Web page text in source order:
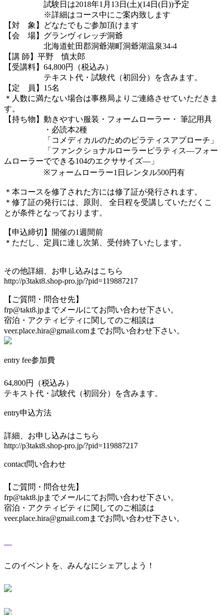
試験日は2018年1月13日(土)(14日(日))予定
※詳細はコース中にご案内致します
【対 象】どなたでもご参加頂けます
【会 場】グランヴィレッヂ洞爺
北海道虻田郡洞爺湖町洞爺湖温泉34-4
【講 師】平野 慎太郎
【受講料】64,800円（税込み）
テキスト代・試験代（初回分）を含みます。
【定 員】15名
＊人数に満たない場合は事務局よりご連絡させていただきま
す。
【持ち物】動きやすい服装・フォームローラー・ 筆記用具
・必読本2種
「コメディカルのためのピラティスアプローチ」
「ファンクショナルローラーピラティス—フォー
ムローラーでできる104のエクササイズ—」
※フォームローラー1日レンタル500円有
＊本コースを修了された方には修了証が発行されます。
＊修了証の発行には、原則、 全日程を受講していただくこ
とが条件となっております。
【申込締切】開催の1週間前
＊ただし、定員に達し次第、受付終了いたします。
その他詳細、お申し込みはこちら
http://p3takt8.shop-pro.jp/?pid=119887217
【ご質問・問合せ先】
frp@takt8.jpまでメールにてお問い合わせ下さい。
宿泊・アクティビティに関してのご相談は
veer.place.hira@gmail.comまでお問い合わせ下さい。
entry fee参加費
64,800円（税込み）
テキスト代・試験代（初回分）を含みます。
entry申込方法
詳細、お申し込みはこちら
http://p3takt8.shop-pro.jp/?pid=119887217
contact問い合わせ
【ご質問・問合せ先】
frp@takt8.jpまでメールにてお問い合わせ下さい。
宿泊・アクティビティに関してのご相談は
veer.place.hira@gmail.comまでお問い合わせ下さい。
このイベントを、みんなにシェアしよう！